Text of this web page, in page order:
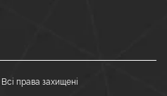
права захищені